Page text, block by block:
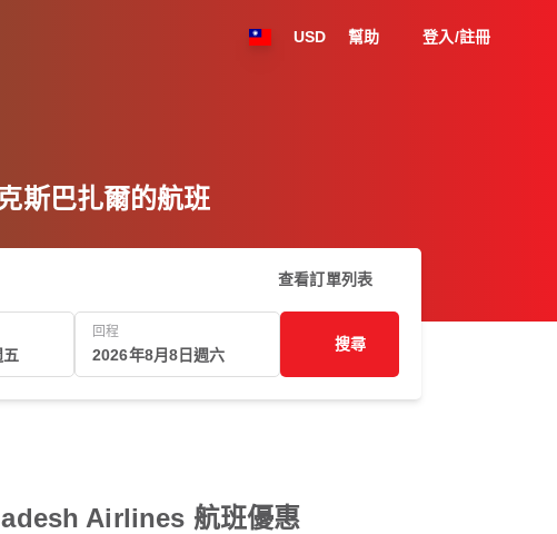
USD 幫助 登入/註冊
斯巴扎爾的航班
查看訂單列表
回程
2026年8月8日週六
搜尋
Airlines 航班優惠